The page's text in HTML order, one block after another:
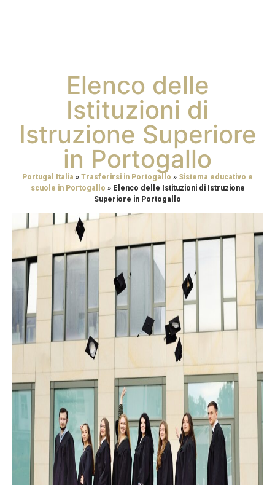
Elenco delle
Istituzioni di
Istruzione Superiore
in Portogallo
Portugal Italia »Trasferirsi in Portogallo » Sistema educativo e
scuole in Portogallo » Elenco delle Istituzioni di Istruzione
Superiore in Portogallo